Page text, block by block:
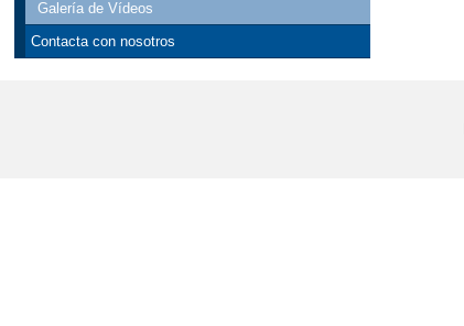
Galería de Vídeos
Contacta con nosotros